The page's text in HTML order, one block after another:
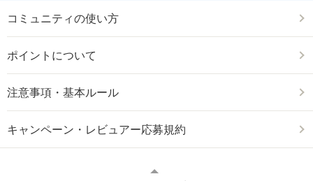
コミュニティの使い方
ポイントについて
注意事項・基本ルール
キャンペーン・レビュアー応募規約